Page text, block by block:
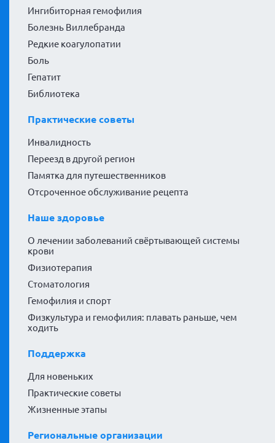
Ингибиторная гемофилия
Болезнь Виллебранда
Редкие коагулопатии
Боль
Гепатит
Библиотека
Практические советы
Инвалидность
Переезд в другой регион
Памятка для путешественников
Отсроченное обслуживание рецепта
Наше здоровье
О лечении заболеваний свёртывающей системы
крови
Физиотерапия
Стоматология
Гемофилия и спорт
Физкультура и гемофилия: плавать раньше, чем
ходить
Поддержка
Для новеньких
Практические советы
Жизненные этапы
Региональные организации